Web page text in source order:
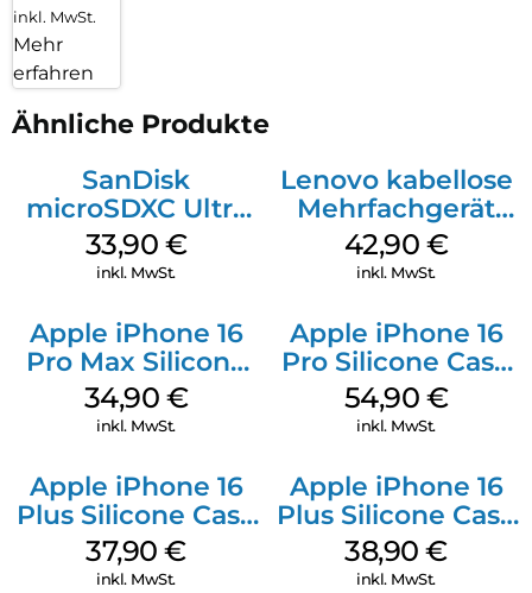
inkl. MwSt.
Mehr
erfahren
Ähnliche Produkte
SanDisk
microSDXC Ultra
128 GB + Adapter
Mobile
33,90 €
inkl. MwSt.
Lenovo kabellose
Mehrfachgerät
Luna Grey
42,90 €
inkl. MwSt.
Apple iPhone 16
Pro Max Silicone
Case MagSafe
Denim
34,90 €
inkl. MwSt.
Apple iPhone 16
Pro Silicone Case
MagSafe Black
54,90 €
inkl. MwSt.
Apple iPhone 16
Plus Silicone Case
MagSafe Lake
Green
37,90€
inkl. MwSt.
Apple iPhone 16
Plus Silicone Case
MagSafe Denim
38,90€
inkl. MwSt.